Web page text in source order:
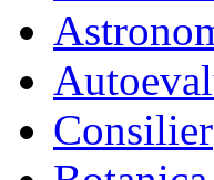
Consilier